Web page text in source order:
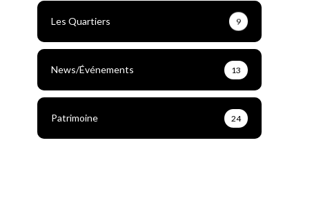
Les Quartiers 9
News/Événements 13
Patrimoine 24